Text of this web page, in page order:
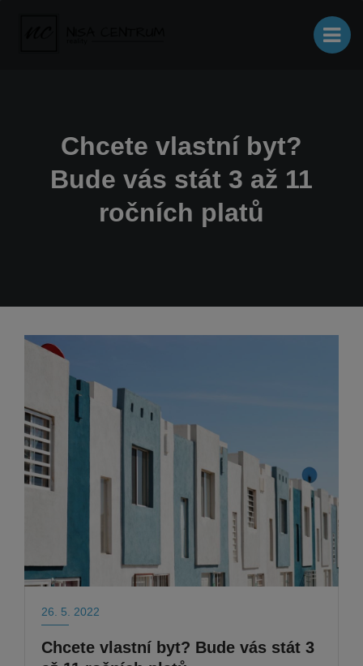
Chcete vlastní byt?
Bude vás stát 3 až 11
ročních platů
26. 5. 2022
Chcete vlastní byt? Bude vás stát 3